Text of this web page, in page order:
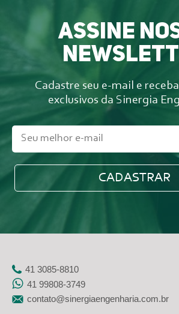
Assine
Cadastre seu e-mail e
exclusivos da Sinergia
41 3085-8810
41 99808-3749
contato@sinergiaengenharia.com.br